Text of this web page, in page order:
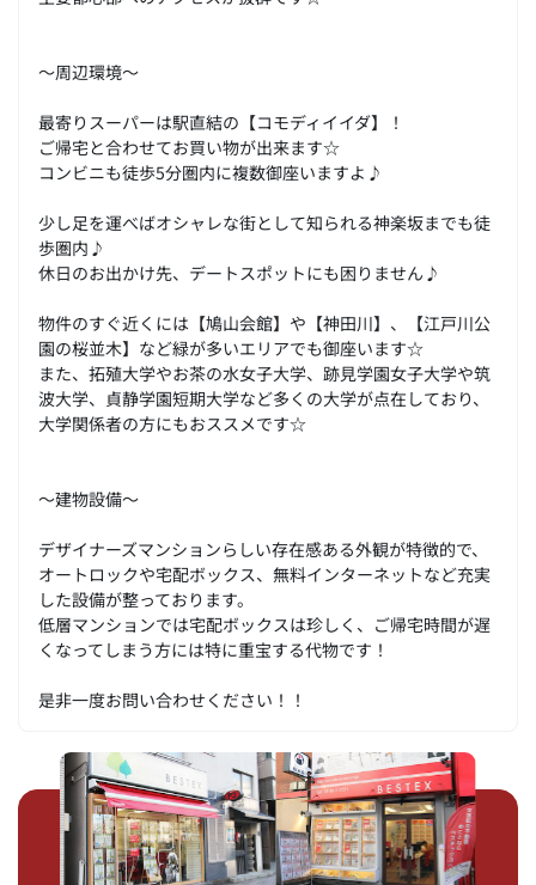
～周辺環境～
最寄りスーパーは駅直結の【コモディイイダ】！
ご帰宅と合わせてお買い物が出来ます☆
コンビニも徒歩5分圏内に複数御座いますよ♪
少し足を運べばオシャレな街として知られる神楽坂までも徒
歩圏内♪
休日のお出かけ先、デートスポットにも困りません♪
物件のすぐ近くには【鳩山会館】や【神田川】、【江戸川公
園の桜並木】など緑が多いエリアでも御座います☆
また、拓殖大学やお茶の水女子大学、跡見学園女子大学や筑
波大学、貞静学園短期大学など多くの大学が点在しており、
大学関係者の方にもおススメです☆
～建物設備～
デザイナーズマンションらしい存在感ある外観が特徴的で、
オートロックや宅配ボックス、無料インターネットなど充実
した設備が整っております。
低層マンションでは宅配ボックスは珍しく、ご帰宅時間が遅
くなってしまう方には特に重宝する代物です！
是非一度お問い合わせください！！